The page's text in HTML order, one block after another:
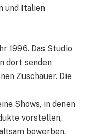
und Italien
1996. Das Studio
dort senden
Zuschauer. Die
Shows, in denen
vorstellen,
bewerben.